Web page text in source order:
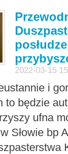
2022-03-15
i
będzie
ufna
Słowie bp